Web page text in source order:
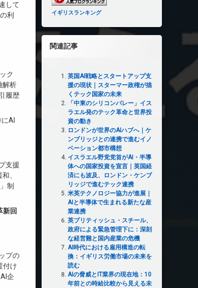
して
利
ク
解析
履歴
AI
支援
、
」制
新回
プの
付け
企
イギリスランキング
関連記事
英国AI戦略とスタートアップ支
援の現状｜スターマー政権が描
くテック国家の未来
「中東のシリコンバレー」イス
ラエル発のテック革命と世界投
資の動き
ロンドンが世界のAIハブへ｜ケ
ンブリッジとの連携で進むイノ
ベーション都市構想
イスラエル野党党首がAI・半導
体への国家投資を宣言｜英国経
済にも波及、ロンドン・ケンブ
リッジで進むテック連携
米英テクノロジー協力が進展｜
AIと半導体で生まれる新たな産
業連携
英ブリティッシュ・スチール、
政府による緊急管理下に：深刻
な経営難と国内産業の危機
AI時代における雇用構造の転
換：イギリス労働市場の未来を
読む
AIの脅威とIT業界の現在地：10
年前との時給比較から見える未